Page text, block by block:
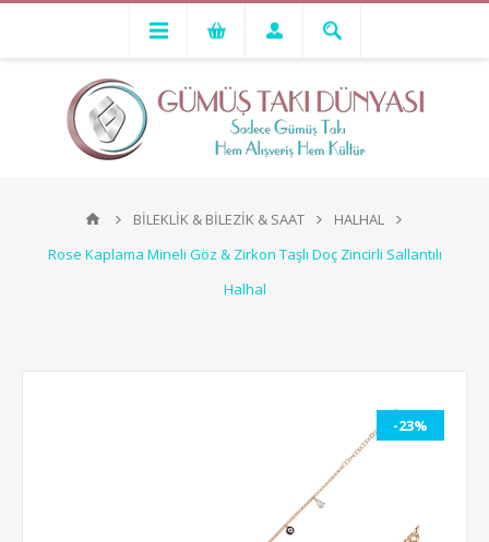
BİLEKLİK & BİLEZİK & SAAT
HALHAL
Rose Kaplama Mineli Göz & Zirkon Taşlı Doç Zincirli Sallantılı
Halhal
-23%